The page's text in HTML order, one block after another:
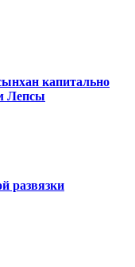
капитально
Лепсы
развязки